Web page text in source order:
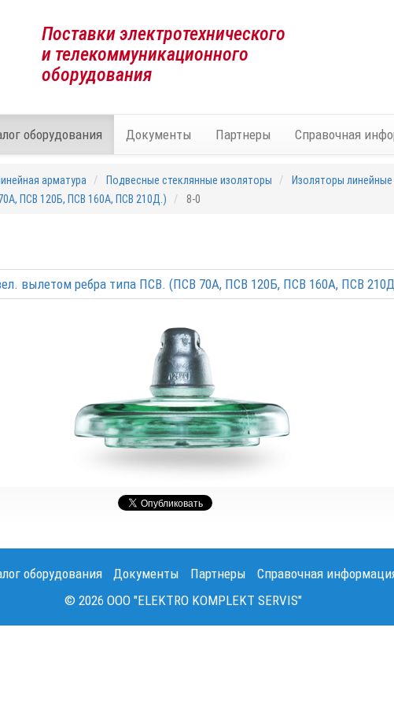
Поставки электротехнического
и телекоммуникационного
оборудования
оборудования Документы Партнеры Справочная
арматура Подвесные стеклянные изоляторы
Изоляторы
ПСВ 120Б, ПСВ 160А, ПСВ 210Д.)
8-0
вылетом ребра типа ПСВ. (ПСВ 70А, ПСВ 120Б, ПСВ 160А, ПСВ
оборудования Документы Партнеры Справочная
© 2026 OOO "ELEKTRO KOMPLEKT SERVIS"